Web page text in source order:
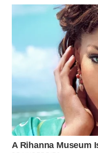
DAIRI
DANAU
TOBA
WN
LANGKAT